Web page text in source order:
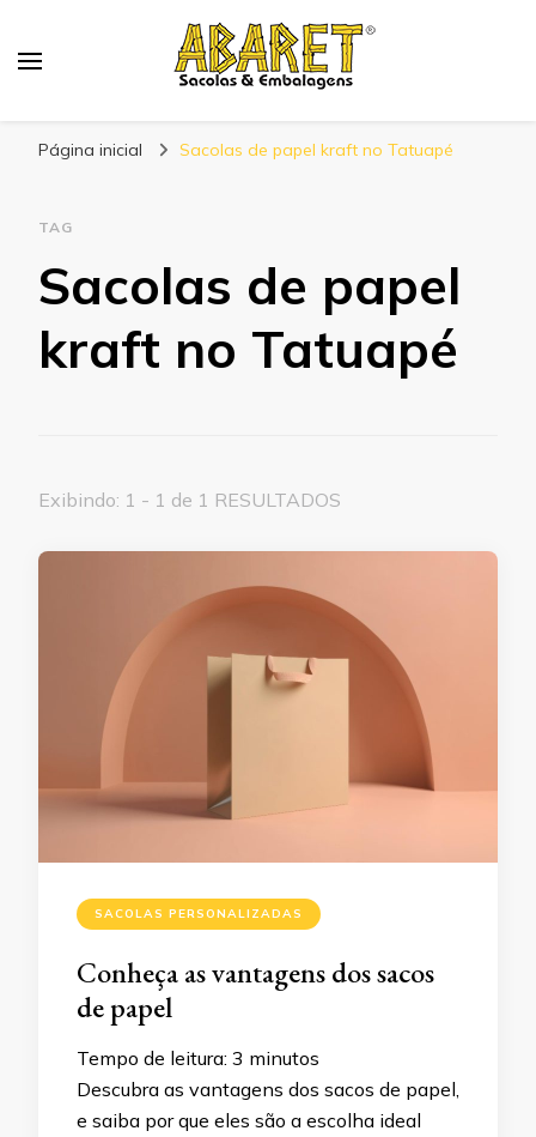
Página inicial Sacolas de papel kraft no Tatuapé
TAG
Sacolas de papel
kraft no Tatuapé
Exibindo: 1 - 1 de 1 RESULTADOS
SACOLAS PERSONALIZADAS
Conheça as vantagens dos sacos
de papel
Tempo de leitura: 3 minutos
Descubra as vantagens dos sacos de papel,
e saiba por que eles são a escolha ideal